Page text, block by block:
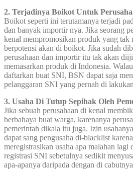
2. Terjadinya Boikot Untuk
Boikot seperti ini terutamanya terjadi
dan banyak importir nya. Jika seorang
kenal mempromosikan produk yang
berpotensi akan di boikot. Jika sudah
perusahaan dan importir itu tak akan
memasarkan produk di Indonesia.
daftarkan buat SNI, BSN dapat saja
pelanggaran SNI yang pernah di
3. Usaha Di Tutup Sepihak Oleh
Jika sebuah perusahaan di kenal
berbahaya buat warga, karenanya
pemerintah dikala itu juga. Izin
dapat sang pengusaha di-blacklist
meregistrasikan usaha apa malahan
registrasi SNI sebetulnya sedikit
apa-apanya daripada dengan di